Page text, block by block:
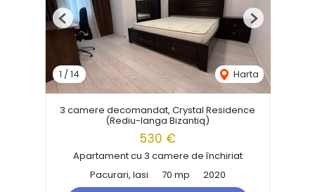
1 / 14 Harta
Previous Next
3 camere decomandat, Crystal Residence
(Rediu-langa Bizantiq)
530 €
Apartament cu 3 camere de închiriat
Pacurari, Iasi
70 mp 2020